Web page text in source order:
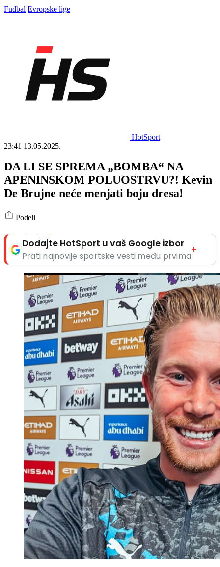
Fudbal Evropske lige
HotSport
23:41 13.05.2025.
DA LI SE SPREMA „BOMBA“ NA
APENINSKOM POLUOSTRVU?! Kevin
De Brujne neće menjati boju dresa!
Podeli
Dodajte HotSport u vaš Google izbor
Prati najnovije sportske vesti među prvima
+